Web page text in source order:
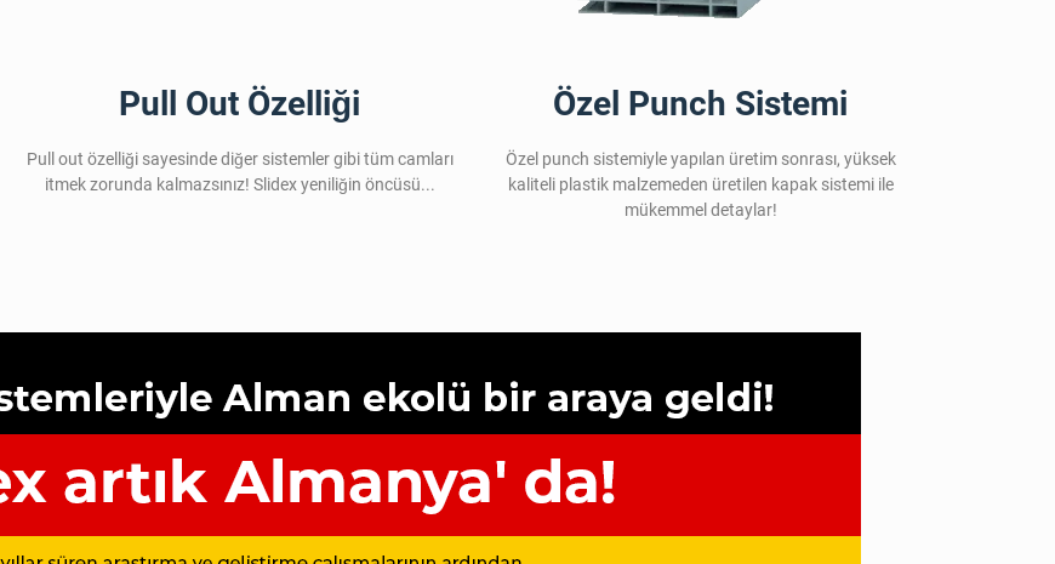
Pull Out Özelliği
Pull out özelliği sayesinde diğer sistemler gibi tüm camları
itmek zorunda kalmazsınız! Slidex yeniliğin öncüsü...
Özel Punch Sistemi
Özel punch sistemiyle yapılan üretim sonrası, yüksek
kaliteli plastik malzemeden üretilen kapak sistemi ile
mükemmel detaylar!